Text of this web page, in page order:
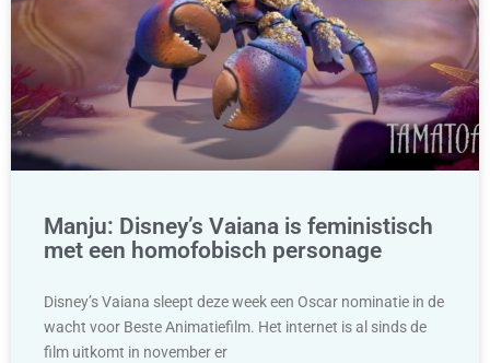
Manju: Disney’s Vaiana is feministisch
met een homofobisch personage
Disney’s Vaiana sleept deze week een Oscar nominatie in de
wacht voor Beste Animatiefilm. Het internet is al sinds de
film uitkomt in november er